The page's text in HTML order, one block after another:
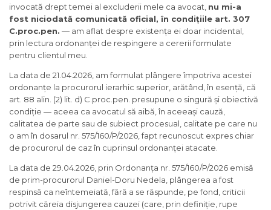
invocată drept temei al excluderii mele ca avocat, nu mi-a
fost niciodată comunicată oficial, în condițiile art. 307
C.proc.pen. — am aflat despre existența ei doar incidental,
prin lectura ordonanței de respingere a cererii formulate
pentru clientul meu.
La data de 21.04.2026, am formulat plângere împotriva acestei
ordonanțe la procurorul ierarhic superior, arătând, în esență, că
art. 88 alin. (2) lit. d) C.proc.pen. presupune o singură și obiectivă
condiție — aceea ca avocatul să aibă, în aceeași cauză,
calitatea de parte sau de subiect procesual, calitate pe care nu
o am în dosarul nr. 575/160/P/2026, fapt recunoscut expres chiar
de procurorul de caz în cuprinsul ordonanței atacate.
La data de 29.04.2026, prin Ordonanța nr. 575/160/P/2026 emisă
de prim-procurorul Daniel-Doru Nedela, plângerea a fost
respinsă ca neîntemeiată, fără a se răspunde, pe fond, criticii
potrivit căreia disjungerea cauzei (care, prin definiție, rupe